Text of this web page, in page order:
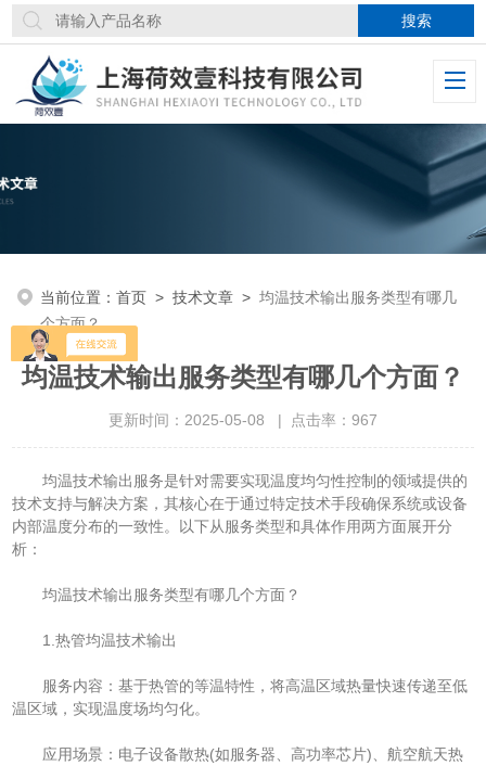
当前位置：首页 >技术文章 >均温技术输出服务类型有哪几
个方面？
均温技术输出服务类型有哪几个方面？
更新时间：2025-05-08 | 点击率：967
均温技术输出服务是针对需要实现温度均匀性控制的领域提供的
技术支持与解决方案，其核心在于通过特定技术手段确保系统或设备
内部温度分布的一致性。以下从服务类型和具体作用两方面展开分
析：
均温技术输出服务类型有哪几个方面？
1.热管均温技术输出
服务内容：基于热管的等温特性，将高温区域热量快速传递至低
温区域，实现温度场均匀化。
应用场景：电子设备散热(如服务器、高功率芯片)、航空航天热